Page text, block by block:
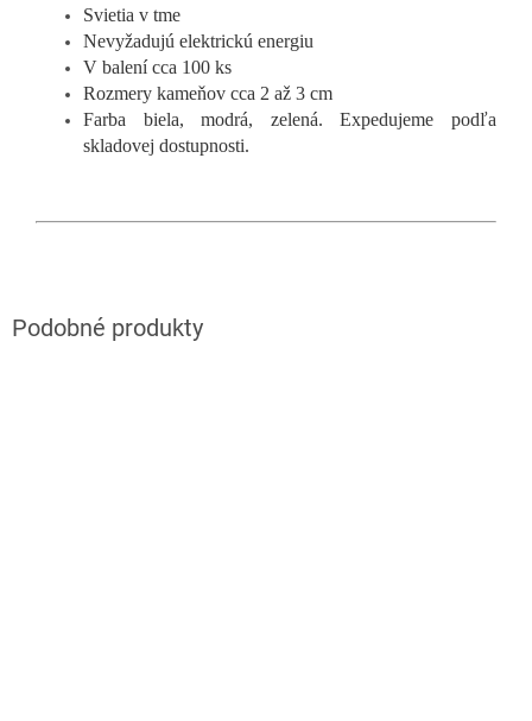
Svietia v tme
Nevyžadujú elektrickú energiu
V balení cca 100 ks
Rozmery kameňov cca 2 až 3 cm
Farba biela, modrá, zelená. Expedujeme podľa
skladovej dostupnosti.